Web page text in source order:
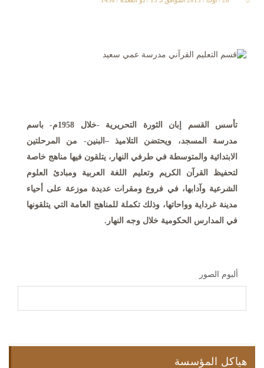
تأسس القسم إبان الثورة التحريرية -خلال 1958م- باسم
مدرسة المسجد، ويحتضن التلاميذ –البنين- من المرحلتين
الابتدائية والمتوسطة في طرفي النهار، يتلقون فيها مناهج خاصة
لتحفيظ القرآن الكريم وتعليم اللغة العربية ومبادئ العلوم
الشرعية وآدابها، في فروع ومقرات عديدة موزعة على أحياء
مدينة غرداية وواحاتها، وذلك تكملة للمناهج العامة التي يتلقونها
في المدارس الحكومية خلال وجه النهار.
ألبوم الصور
هياكل المؤسسة